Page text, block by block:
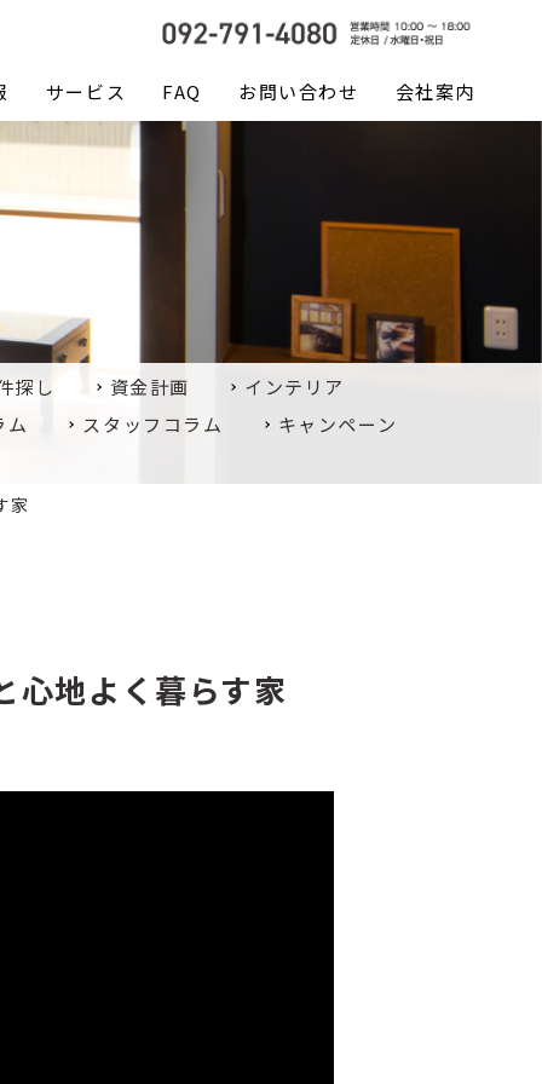
サービス FAQ お問い合わせ 会社案内
探し 資金計画
インテリア
ム
スタッフコラム キャンペーン
家
心地よく暮らす家